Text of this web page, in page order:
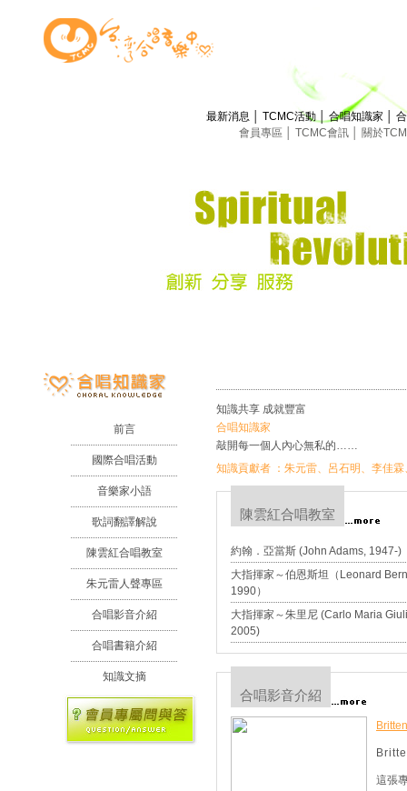
最新消息 TCMC活動 合唱知識家
會員專區
TCMC會訊 關於
前言
國際合唱活動
音樂家小語
歌詞翻譯解說
陳雲紅合唱教室
朱元雷人聲專區
合唱影音介紹
合唱書籍介紹
知識文摘
知識共享 成就豐富
合唱知識家
敲開每一個人內心無私的……
知識貢獻者 ： 朱元雷、 呂石明 、 李佳霖
陳雲紅合唱教室
約翰．亞當斯 (John Adams, 1947-)
大指揮家～伯恩斯坦（Leonard
1990）
大指揮家～朱里尼 (Carlo Maria
2005)
合唱影音介紹
這張